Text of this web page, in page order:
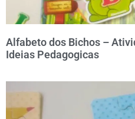
Alfabeto dos Bichos –
Ideias Pedagogicas